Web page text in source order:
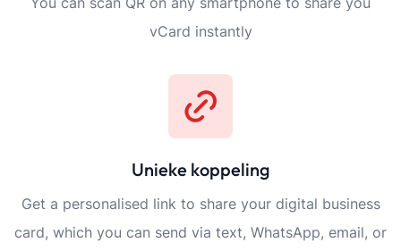
vCard instantly
Unieke koppeling
Get a personalised link to share your digital business
card, which you can send via text, WhatsApp, email, or